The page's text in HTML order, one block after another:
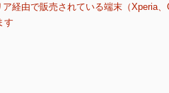
経由で販売されている端末（Xperia、
す